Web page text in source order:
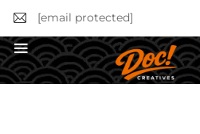
[email protected]